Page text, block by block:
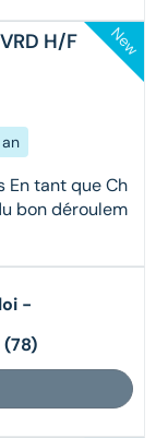
H/F
En tant que Ch
bon déroulem
New
-